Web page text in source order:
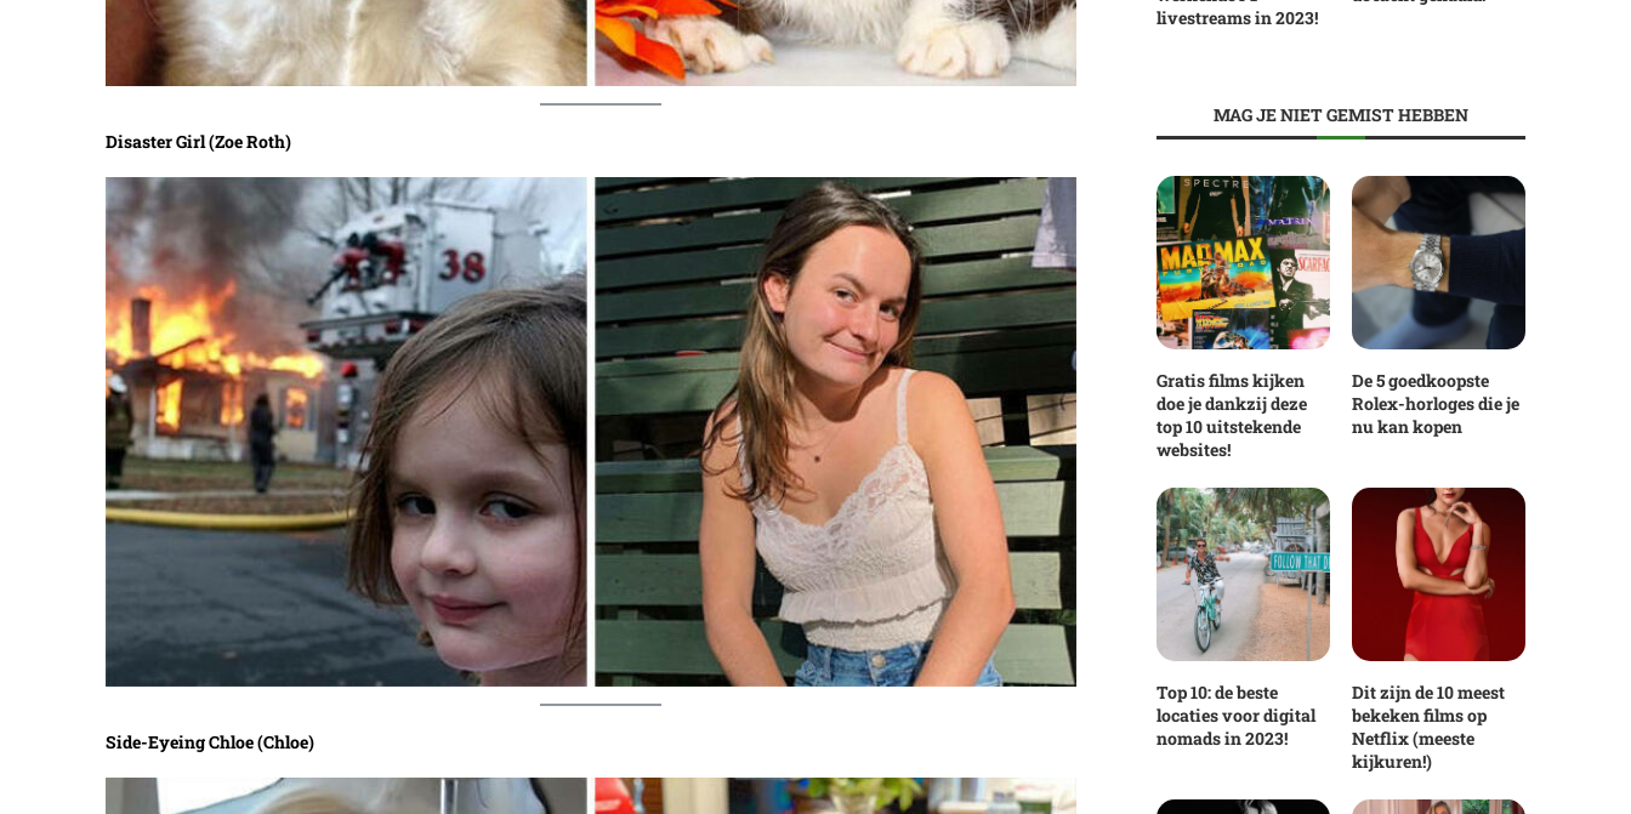
Disaster Girl (Zoe Roth)
Side-Eyeing Chloe (Chloe)
livestreams in 2023!
MAG JE NIET GEMIST HEBBEN
Gratis films kijken
doe je dankzij deze
top 10 uitstekende
websites!
De 5 goedkoopste
Rolex-horloges die je
nu kan kopen
Top 10: de beste
locaties voor digital
nomads in 2023!
Dit zijn de 10 meest
bekeken films op
Netflix (meeste
kijkuren!)